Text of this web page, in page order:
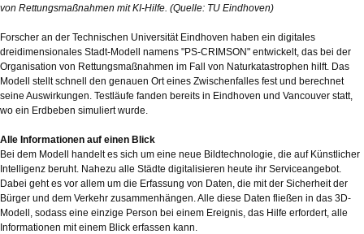
von Rettungsmaßnahmen mit KI-Hilfe. (Quelle: TU Eindhoven)
Forscher an der Technischen Universität Eindhoven haben ein digitales
dreidimensionales Stadt-Modell namens "PS-CRIMSON" entwickelt, das bei der
Organisation von Rettungsmaßnahmen im Fall von Naturkatastrophen hilft. Das
Modell stellt schnell den genauen Ort eines Zwischenfalles fest und berechnet
seine Auswirkungen. Testläufe fanden bereits in Eindhoven und Vancouver statt,
wo ein Erdbeben simuliert wurde.
Alle Informationen auf einen Blick
Bei dem Modell handelt es sich um eine neue Bildtechnologie, die auf Künstlicher
Intelligenz beruht. Nahezu alle Städte digitalisieren heute ihr Serviceangebot.
Dabei geht es vor allem um die Erfassung von Daten, die mit der Sicherheit der
Bürger und dem Verkehr zusammenhängen. Alle diese Daten fließen in das 3D-
Modell, sodass eine einzige Person bei einem Ereignis, das Hilfe erfordert, alle
Informationen mit einem Blick erfassen kann.